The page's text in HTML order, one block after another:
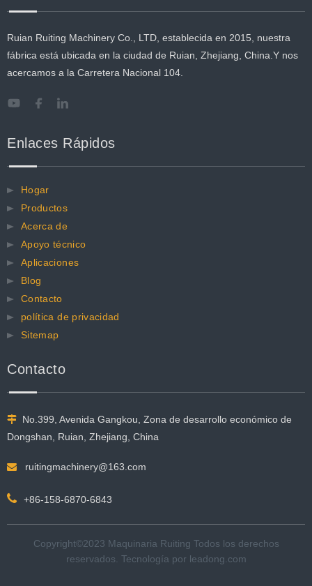
Ruian Ruiting Machinery Co., LTD, establecida en 2015, nuestra
fábrica está ubicada en la ciudad de Ruian, Zhejiang, China.Y nos
acercamos a la Carretera Nacional 104.
Enlaces Rápidos
Hogar
Productos
Acerca de
Apoyo técnico
Aplicaciones
Blog
Contacto
política de privacidad
Sitemap
Contacto

No.399, Avenida Gangkou, Zona de desarrollo económico de
Dongshan, Ruian, Zhejiang, China
 ruitingmachinery@163.com
 +86-158-6870-6843
Copyright©2023 Maquinaria Ruiting Todos los derechos
reservados. Tecnología por leadong.com